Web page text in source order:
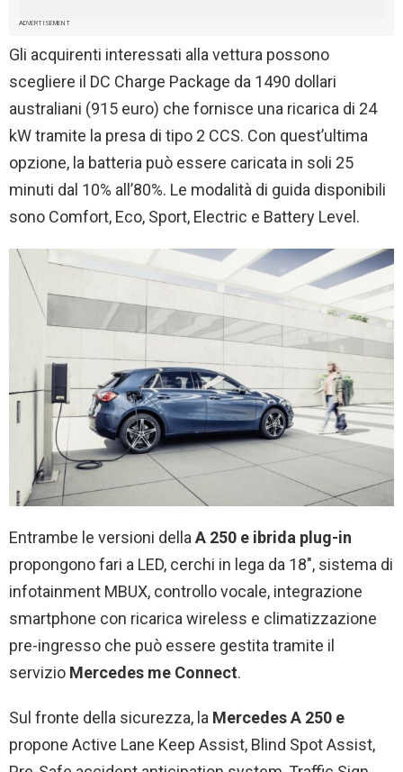
ADVERTISEMENT
Gli acquirenti interessati alla vettura possono
scegliere il DC Charge Package da 1490 dollari
australiani (915 euro) che fornisce una ricarica di 24
kW tramite la presa di tipo 2 CCS. Con quest’ultima
opzione, la batteria può essere caricata in soli 25
minuti dal 10% all’80%. Le modalità di guida disponibili
sono Comfort, Eco, Sport, Electric e Battery Level.
Entrambe le versioni della A 250 e ibrida plug-in
propongono fari a LED, cerchi in lega da 18″, sistema di
infotainment MBUX, controllo vocale, integrazione
smartphone con ricarica wireless e climatizzazione
pre-ingresso che può essere gestita tramite il
servizio Mercedes me Connect.
Sul fronte della sicurezza, la Mercedes A 250 e
propone Active Lane Keep Assist, Blind Spot Assist,